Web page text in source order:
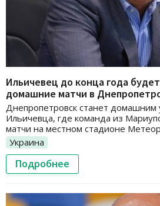
Ильичевец до конца года
домашние матчи в
Днепропетровск станет
Ильичевца, где команда из
матчи на местном стадионе Метеор
Украина
Подробнее